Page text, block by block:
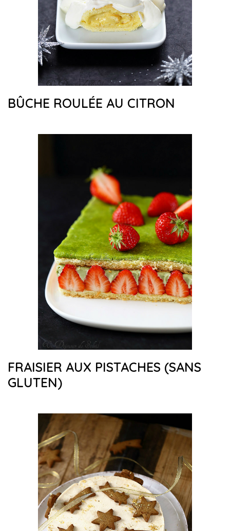
BÛCHE ROULÉE AU CITRON
FRAISIER AUX PISTACHES (SANS
GLUTEN)